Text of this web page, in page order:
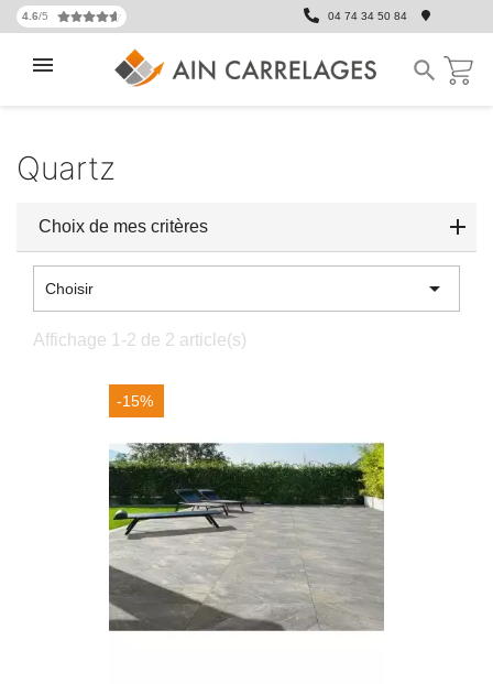
4.6/5 04 74 34 50 84

Quartz
Choix de mes critères
Choisir 
Affichage 1-2 de 2 article(s)
-15%